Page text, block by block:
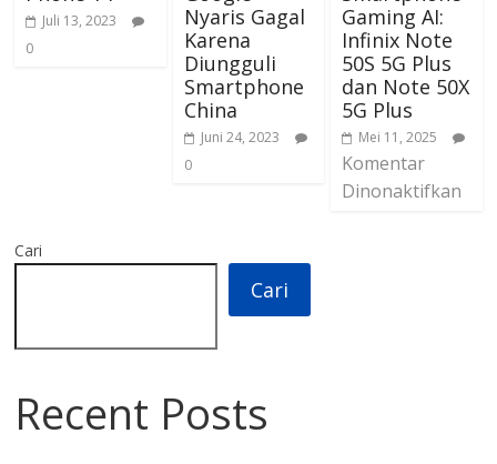
Juli 13, 2023
0
Nyaris Gagal
Karena
Diungguli
Smartphone
China
Juni 24, 2023
0
Gaming AI:
Infinix Note
50S 5G Plus
dan Note 50X
5G Plus
Mei 11, 2025
Komentar
Dinonaktifkan
Cari
Cari
Recent Posts